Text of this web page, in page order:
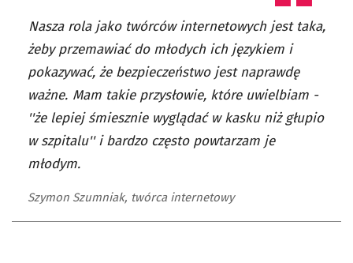
Nasza rola jako twórców internetowych jest taka,
żeby przemawiać do młodych ich językiem i
pokazywać, że bezpieczeństwo jest naprawdę
ważne. Mam takie przysłowie, które uwielbiam -
''że lepiej śmiesznie wyglądać w kasku niż głupio
w szpitalu'' i bardzo często powtarzam je
młodym.
Szymon Szumniak, twórca internetowy